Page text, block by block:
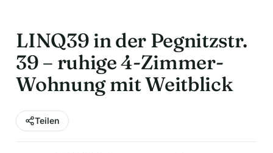
LINQ39 in der Pegnitzstr.
39 – ruhige 4-Zimmer-
Wohnung mit Weitblick
Teilen